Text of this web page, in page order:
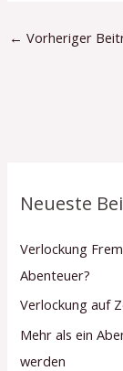
← Vorheriger
Neueste
Verlockung
Abenteuer?
Verlockung auf
Mehr als ein
werden